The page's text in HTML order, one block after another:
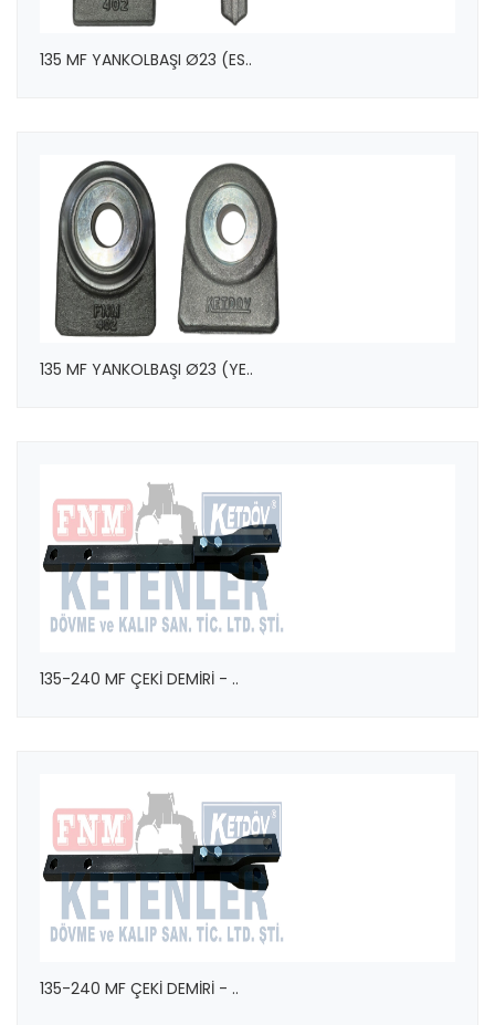
135 MF YANKOLBAŞI Ø23 (ES..
135 MF YANKOLBAŞI Ø23 (YE..
135-240 MF ÇEKİ DEMİRİ - ..
135-240 MF ÇEKİ DEMİRİ - ..